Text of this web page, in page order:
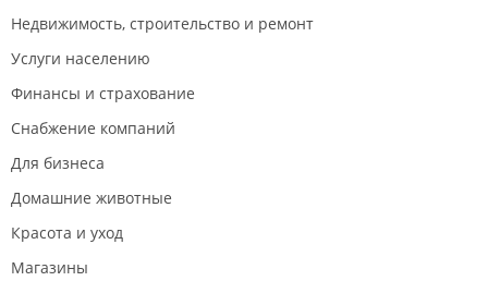
Недвижимость, строительство и ремонт
Услуги населению
Финансы и страхование
Снабжение компаний
Для бизнеса
Домашние животные
Красота и уход
Магазины